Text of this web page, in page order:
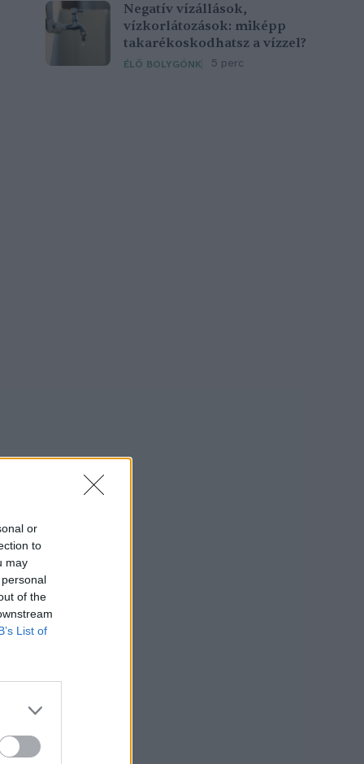
or
to
may
of the
List of
Negatív vízállások,
vízkorlátozások: miképp
takarékoskodhatsz a vízzel?
ÉLŐ BOLYGÓNK 5 perc